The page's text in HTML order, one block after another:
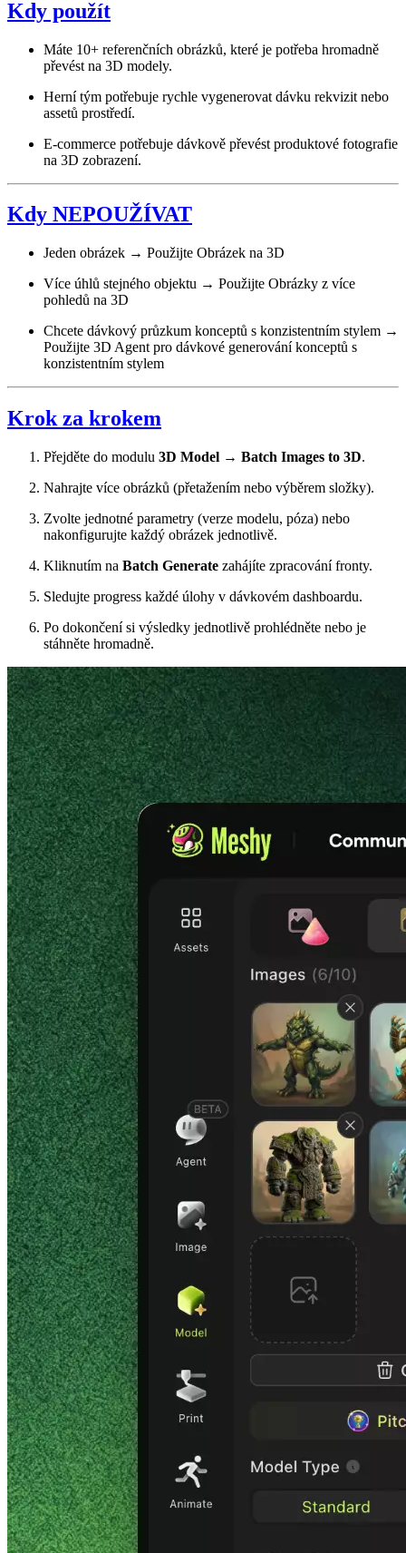
Kdy použít
Máte 10+ referenčních obrázků, které je potřeba hromadně
převést na 3D modely.
Herní tým potřebuje rychle vygenerovat dávku rekvizit nebo
assetů prostředí.
E-commerce potřebuje dávkově převést produktové fotografie
na 3D zobrazení.
Kdy NEPOUŽÍVAT
Jeden obrázek → Použijte Obrázek na 3D
Více úhlů stejného objektu → Použijte Obrázky z více
pohledů na 3D
Chcete dávkový průzkum konceptů s konzistentním stylem →
Použijte 3D Agent pro dávkové generování konceptů s
konzistentním stylem
Krok za krokem
Přejděte do modulu 3D Model → Batch Images to 3D.
Nahrajte více obrázků (přetažením nebo výběrem složky).
Zvolte jednotné parametry (verze modelu, póza) nebo
nakonfigurujte každý obrázek jednotlivě.
Kliknutím na Batch Generate zahájíte zpracování fronty.
Sledujte progress každé úlohy v dávkovém dashboardu.
Po dokončení si výsledky jednotlivě prohlédněte nebo je
stáhněte hromadně.